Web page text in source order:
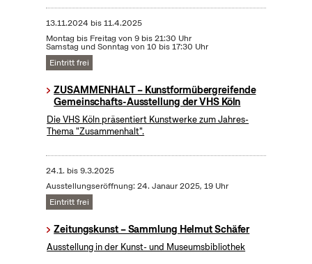
13.11.2024 bis11.4.2025
Montag bis Freitag von 9 bis 21:30 Uhr
Samstag und Sonntag von 10 bis 17:30 Uhr
Eintritt frei
ZUSAMMENHALT – Kunstformübergreifende
Gemeinschafts-Ausstellung der VHS Köln
Die VHS Köln präsentiert Kunstwerke zum Jahres-
Thema "Zusammenhalt".
24.1. bis9.3.2025
Ausstellungseröffnung: 24. Janaur 2025, 19 Uhr
Eintritt frei
Zeitungskunst – Sammlung Helmut Schäfer
Ausstellung in der Kunst- und Museumsbibliothek